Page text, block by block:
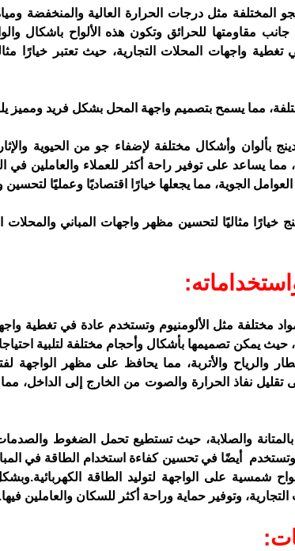
مما يسمح بتصميم واجهة المحل بشكل فريد ومميز
بألوان وأشكال مختلفة لإضفاء جو من الحيوية
مما يساعد على توفير راحة أكثر للعملاء والعاملين في
الجوية، مما يجعلها خيارًا اقتصاديًا وعمليًا
والرياح والأتربة، مما يحافظ على مظهر الواجهة
شمسية على الواجهة لتوليد الطاقة الكهربائية.
وتوفير حماية وراحة أكثر للسكان والعاملين فيها.